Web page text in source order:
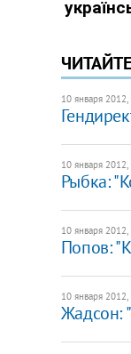
10 января 2012,
10 января 2012,
Рыбка:
10 января 2012,
Попов:
10 января 2012,
Жадсон: